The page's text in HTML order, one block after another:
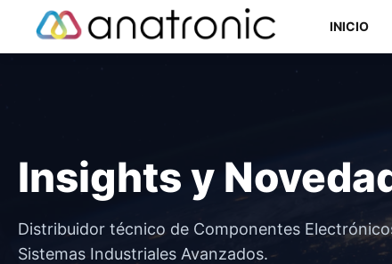
contenido
INICIO
Componentes Electromecánicos
Insights y
Distribuidor técnico de Componentes
Sistemas Industriales Avanzados.